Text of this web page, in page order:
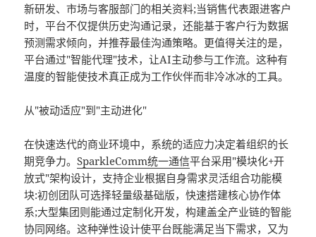
新研发、市场与客服部门的相关资料;当销售代表跟进客户
时，平台不仅提供历史沟通记录，还能基于客户行为数据
预测需求倾向，并推荐最佳沟通策略。更值得关注的是，
平台通过"智能代理"技术，让AI主动参与工作流。这种有
温度的智能使技术真正成为工作伙伴而非冷冰冰的工具。
从"被动适应"到"主动进化"
在快速迭代的商业环境中，系统的适应力决定着组织的长
期竞争力。SparkleComm统一通信平台采用"模块化+开
放式"架构设计，支持企业根据自身需求灵活组合功能模
块:初创团队可选择轻量级基础版，快速搭建核心协作体
系;大型集团则能通过定制化开发，构建盖全产业链的智能
协同网络。这种弹性设计使平台既能满足当下需求，又为